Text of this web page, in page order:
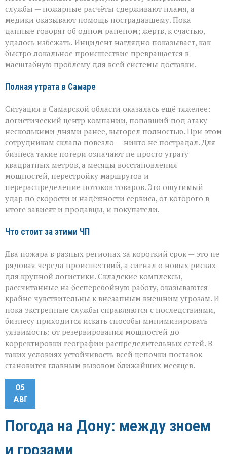
службы — пожарные расчёты сдерживают пламя, а
медики оказывают помощь пострадавшему. Пока
данные говорят об одном раненом; жертв, к счастью,
удалось избежать. Инцидент наглядно показывает, как
быстро локальное происшествие превращается в
масштабную проблему для всей системы доставки.
Полная утрата в Самаре
Ситуация в Самарской области оказалась ещё тяжелее:
логистический центр компании, попавший под атаку
несколькими днями ранее, выгорел полностью. При этом
сотрудникам склада повезло — никто не пострадал. Для
бизнеса такие потери означают не просто утрату
квадратных метров, а месяцы восстановления
мощностей, перестройку маршрутов и
перераспределение потоков товаров. Это ощутимый
удар по скорости и надёжности сервиса, от которого в
итоге зависят и продавцы, и покупатели.
Что стоит за этими ЧП
Два пожара в разных регионах за короткий срок — это не
рядовая череда происшествий, а сигнал о новых рисках
для крупной логистики. Складские комплексы,
рассчитанные на бесперебойную работу, оказываются
крайне чувствительны к внезапным внешним угрозам. И
пока экстренные службы справляются с последствиями,
бизнесу приходится искать способы минимизировать
уязвимость: от резервирования мощностей до
корректировки географии распределительных сетей. В
таких условиях устойчивость всей цепочки поставок
становится главным вызовом ближайших месяцев.
05
АВГ
Погода на Дону: между зноем
и грозами